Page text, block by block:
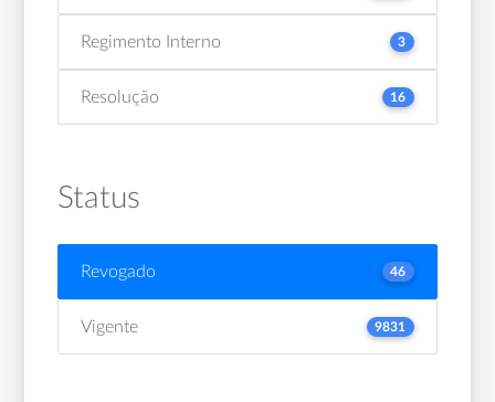
Regimento Interno 3
Resolução 16
Status
Revogado 46
Vigente 9831